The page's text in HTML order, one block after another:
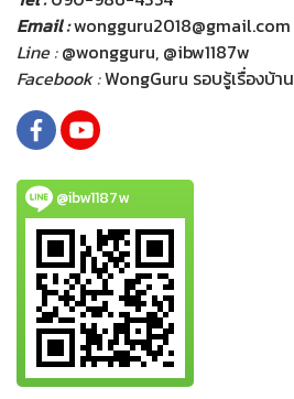
Email :wongguru2018@gmail.com
Line :@wongguru, @ibw1187w
Facebook :WongGuru รอบรู้เรื่องบ้าน
@ibw1187w